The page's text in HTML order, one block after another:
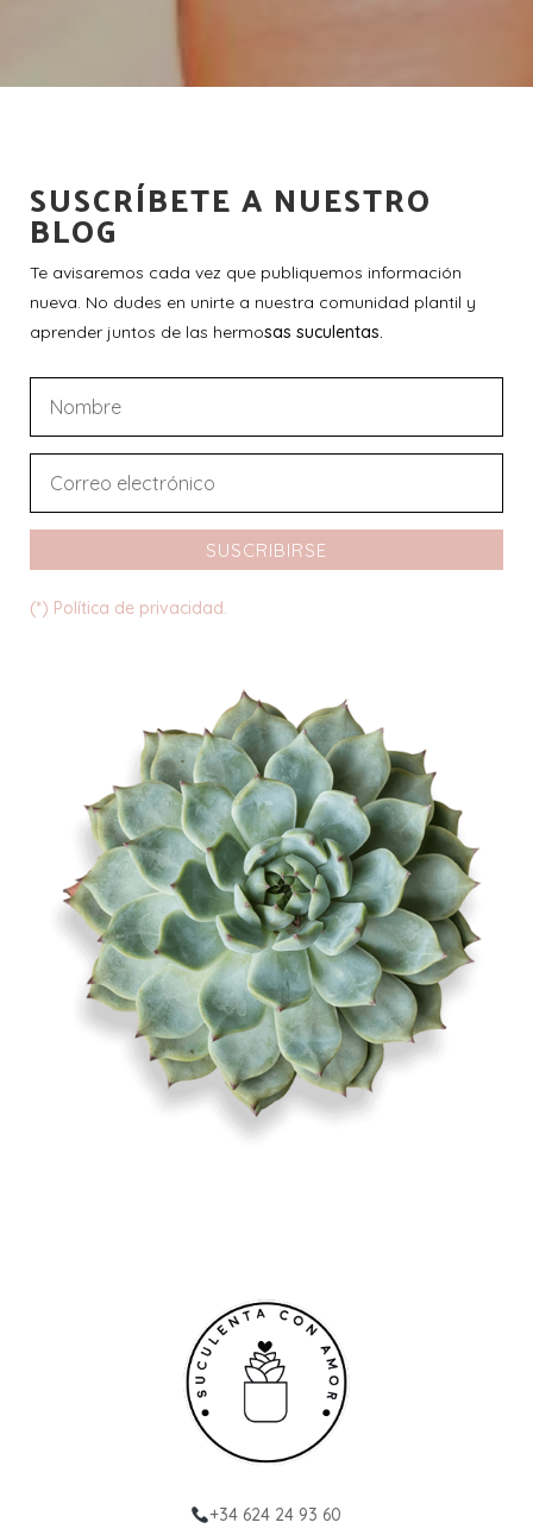
SUSCRÍBETE A NUESTRO
BLOG
Te avisaremos cada vez que publiquemos información
nueva. No dudes en unirte a nuestra comunidad plantil y
aprender juntos de las hermosas suculentas.
SUSCRIBIRSE
(*) Política de privacidad.
+34 624 24 93 60